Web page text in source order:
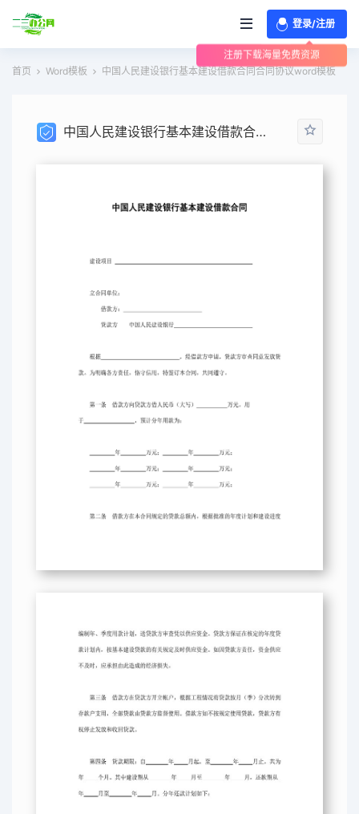
登录/注册
注册下载海量免费资源
首页
Word模板 中国人民建设银行基本建设借款合同合同协议word模板
中国人民建设银行基本建设借款合同合同协议word模板